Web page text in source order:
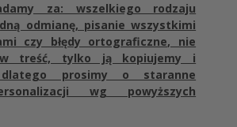
za: wszelkiego rodzaju
odmianę, pisanie wszystkimi
czy błędy ortograficzne, nie
w treść, tylko ją kopiujemy i
dlatego prosimy o staranne
wg powyższych